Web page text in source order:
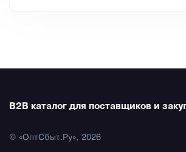
B2B каталог для поставщиков и
© «ОптСбыт.Ру», 2026